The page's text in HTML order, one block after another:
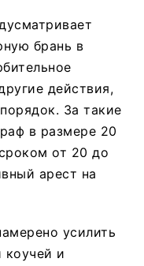
брань в
действия,
За такие
в размере 20
от 20 до
арест на
усилить
коучей и